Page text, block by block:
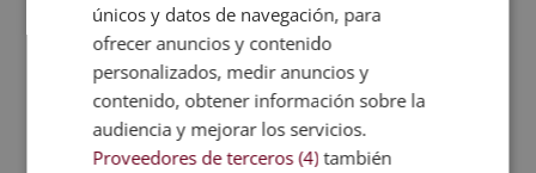
horas que corresponden a:
PEDAGOGÍA Y
PSICOPEDAGOGÍA
CLÍNICA
1500 h 60 ECTS
únicos y datos de navegación, para
ofrecer anuncios y contenido
personalizados, medir anuncios y
contenido, obtener información sobre la
audiencia y mejorar los servicios.
Proveedores de terceros (4) también